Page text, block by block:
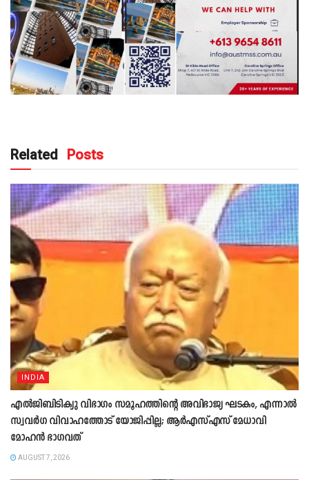
Related Posts
INDIA
എൽജിബിടിക്യു വിഭാഗം സമൂഹത്തിന്റെ അവിഭാജ്യ ഘടകം, എന്നാൽ
സ്വവർഗ വിവാഹത്തോട് യോജിപ്പില്ല; ആർഎസ്എസ് മേധാവി
മോഹൻ ഭാഗവത്
AUGUST 7, 2026